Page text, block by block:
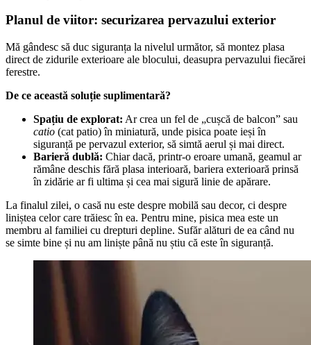
Planul de viitor: securizarea pervazului exterior
Mă gândesc să duc siguranța la nivelul următor, să montez plasa
direct de zidurile exterioare ale blocului, deasupra pervazului fiecărei
ferestre.
De ce această soluție suplimentară?
Spațiu de explorat: Ar crea un fel de „cușcă de balcon” sau
catio (cat patio) în miniatură, unde pisica poate ieși în
siguranță pe pervazul exterior, să simtă aerul și mai direct.
Barieră dublă: Chiar dacă, printr-o eroare umană, geamul ar
rămâne deschis fără plasa interioară, bariera exterioară prinsă
în zidărie ar fi ultima și cea mai sigură linie de apărare.
La finalul zilei, o casă nu este despre mobilă sau decor, ci despre
liniștea celor care trăiesc în ea. Pentru mine, pisica mea este un
membru al familiei cu drepturi depline. Sufăr alături de ea când nu
se simte bine și nu am liniște până nu știu că este în siguranță.